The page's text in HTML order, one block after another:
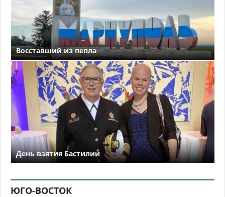
Восставший из пепла
День взятия Бастилии
ЮГО-ВОСТОК